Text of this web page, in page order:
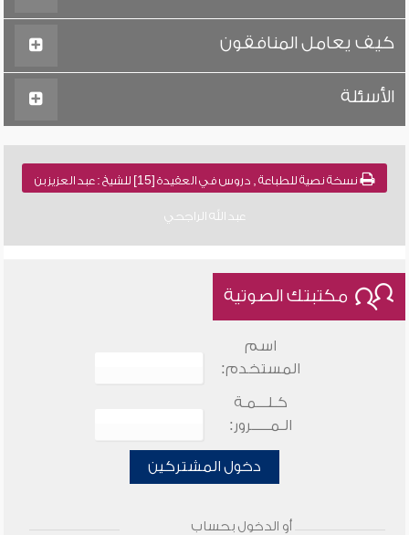
كيف يعامل المنافقون
الأسئلة
نسخة نصية للطباعة , دروس في العقيدة [15] للشيخ : عبد العزيز بن
عبد الله الراجحي
مكتبتك الصوتية
اسم
المستخدم:
كـلـــمـة
الـمـــــرور:
دخول المشتركين
أو الدخول بحساب